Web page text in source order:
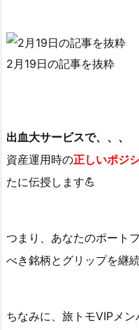
2月19日の記事を抜粋
出血大サービスで、、、
資産運用時の正しいポジ
たに伝授します💪
つまり、あなたのポート
べき銘柄とグリップを継
ちなみに、旅トモVIPメ